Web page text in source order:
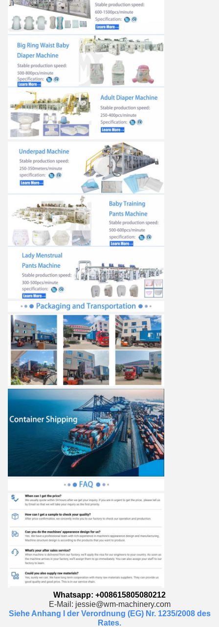
Whatsapp: +008615805080212
E-Mail: jessie@wm-machinery.com
Siehe Anhang I der Verordnung (EG) Nr. 1235/2008 des
Rates.